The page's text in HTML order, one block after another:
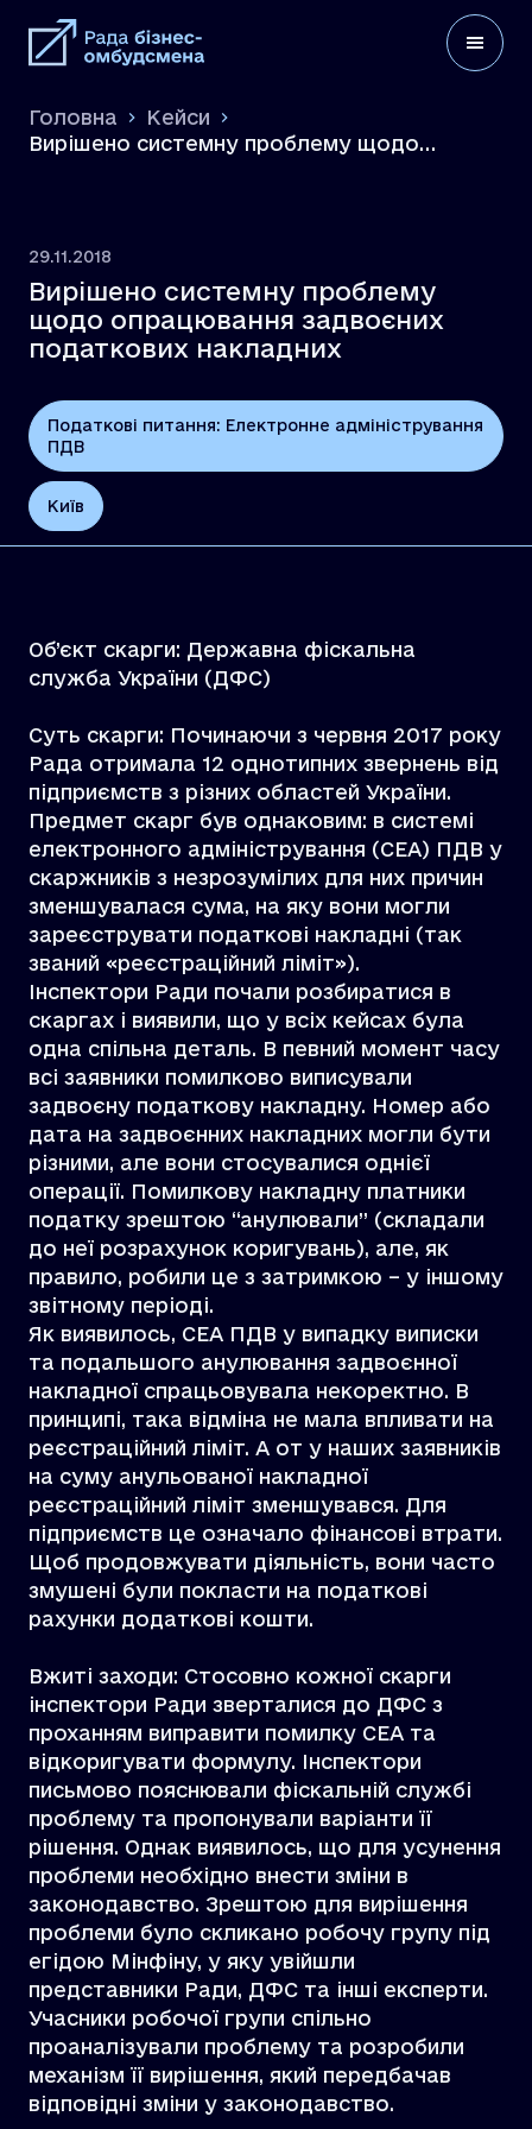
Головна
Кейси
Вирішено системну проблему щодо
29.11.2018
Вирішено системну проблему
щодо опрацювання задвоєних
податкових накладних
Податкові питання: Електронне адміністрування
ПДВ
Київ
Об’єкт скарги: Державна фіскальна
служба України (ДФС)
Суть скарги: Починаючи з червня 2017 року
Рада отримала 12 однотипних звернень від
підприємств з різних областей України.
Предмет скарг був однаковим: в системі
електронного адміністрування (СЕА) ПДВ у
скаржників з незрозумілих для них причин
зменшувалася сума, на яку вони могли
зареєструвати податкові накладні (так
званий «реєстраційний ліміт»).
Інспектори Ради почали розбиратися в
скаргах і виявили, що у всіх кейсах була
одна спільна деталь. В певний момент часу
всі заявники помилково виписували
задвоєну податкову накладну. Номер або
дата на задвоєнних накладних могли бути
різними, але вони стосувалися однієї
операції. Помилкову накладну платники
податку зрештою “анулювали” (складали
до неї розрахунок коригувань), але, як
правило, робили це з затримкою – у іншому
звітному періоді.
Як виявилось, СЕА ПДВ у випадку виписки
та подальшого анулювання задвоєнної
накладної спрацьовувала некоректно. В
принципі, така відміна не мала впливати на
реєстраційний ліміт. А от у наших заявників
на суму анульованої накладної
реєстраційний ліміт зменшувався. Для
підприємств це означало фінансові втрати.
Щоб продовжувати діяльність, вони часто
змушені були покласти на податкові
рахунки додаткові кошти.
Вжиті заходи: Стосовно кожної скарги
інспектори Ради зверталися до ДФС з
проханням виправити помилку СЕА та
відкоригувати формулу. Інспектори
письмово пояснювали фіскальній службі
проблему та пропонували варіанти її
рішення. Однак виявилось, що для усунення
проблеми необхідно внести зміни в
законодавство. Зрештою для вирішення
проблеми було скликано робочу групу під
егідою Мінфіну, у яку увійшли
представники Ради, ДФС та інші експерти.
Учасники робочої групи спільно
проаналізували проблему та розробили
механізм її вирішення, який передбачав
відповідні зміни у законодавство.